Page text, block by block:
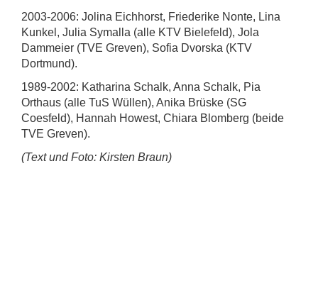
2003-2006: Jolina Eichhorst, Friederike Nonte, Lina
Kunkel, Julia Symalla (alle KTV Bielefeld), Jola
Dammeier (TVE Greven), Sofia Dvorska (KTV
Dortmund).
1989-2002: Katharina Schalk, Anna Schalk, Pia
Orthaus (alle TuS Wüllen), Anika Brüske (SG
Coesfeld), Hannah Howest, Chiara Blomberg (beide
TVE Greven).
(Text und Foto: Kirsten Braun)